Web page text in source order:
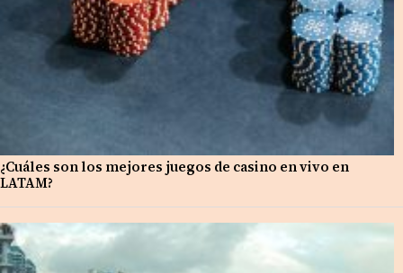
¿Cuáles son los mejores juegos de casino en vivo en
LATAM?